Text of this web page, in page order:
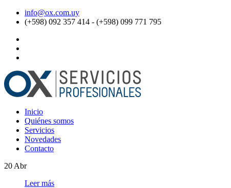
info@ox.com.uy
(+598) 092 357 414 - (+598) 099 771 795
Inicio
Quiénes somos
Servicios
Novedades
Contacto
20 Abr
Leer más